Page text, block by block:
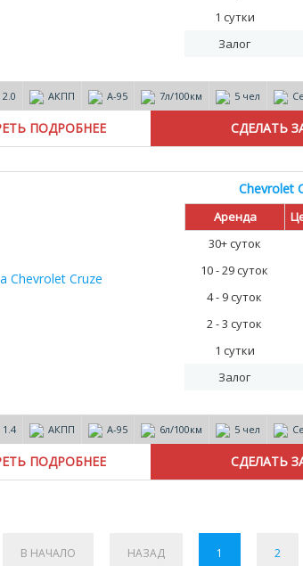
1 сутки
Залог
2.0 АКПП А-95 7л/100км 5 чел
ПОДРОБНЕЕ
Chevrolet
Аренда
30+ суток
10 - 29 суток
4 - 9 суток
2 - 3 суток
1 сутки
Залог
1.4 АКПП А-95 6л/100км 5 чел
ПОДРОБНЕЕ
В НАЧАЛО НАЗАД 1 2